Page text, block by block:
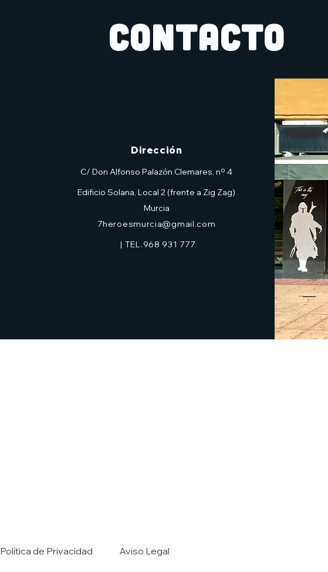
CONTACTO
Dirección
C/ Don Alfonso Palazón Clemares, nº 4
Edificio Solana, Local 2 (frente a Zig Zag)
Murcia
7heroesmurcia@gmail.com
| TEL.968 931 777
Política de Privacidad Aviso Legal